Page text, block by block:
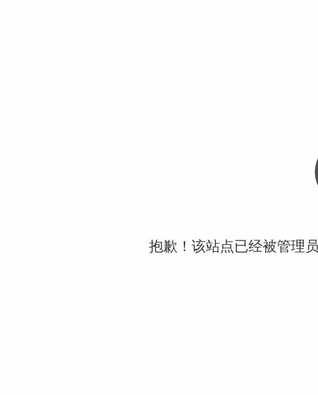
抱歉！该站点已经被管理